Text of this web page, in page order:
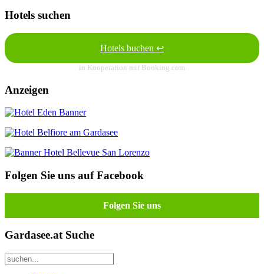
Hotels suchen
Hotels buchen ↩
in Kooperation mit Booking.com
Anzeigen
Folgen Sie uns auf Facebook
Folgen Sie uns
Gardasee.at Suche